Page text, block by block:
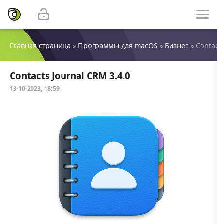
Главная страница » Программы для macOS » Бизнес »
Contacts Journal CRM 3.4.0
13-10-2023, 18:59